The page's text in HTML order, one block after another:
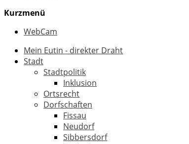
Kurzmenü
WebCam
Mein Eutin - direkter Draht
Stadt
Stadtpolitik
Inklusion
Ortsrecht
Dorfschaften
Fissau
Neudorf
Sibbersdorf